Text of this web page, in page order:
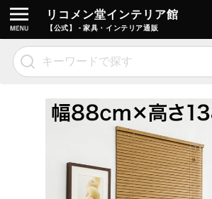
リコメン堂インテリア館
【公式】 - 家具・インテリア通販